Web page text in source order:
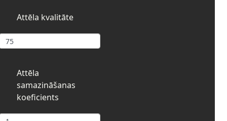
Attēla kvalitāte
Attēla
samazināšanas
koeficients